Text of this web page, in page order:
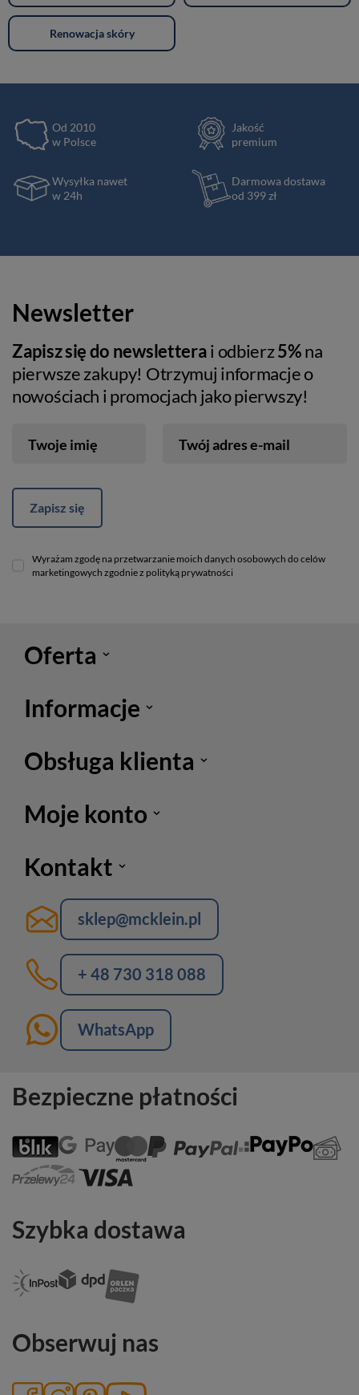
Renowacja skóry
Od 2010
w Polsce
Jakość
premium
Wysyłka nawet
w 24h
Darmowa dostawa
od 399 zł
Newsletter
Zapisz się do newsletterai odbierz5%na
pierwsze zakupy! Otrzymuj informacje o
nowościach i promocjach jako pierwszy!
Twoje imię Twój adres e-mail
Zapisz się
Wyrażam zgodę na przetwarzanie moich danych osobowych do celów
marketingowych zgodnie z polityką prywatności
Oferta
Informacje
Obsługa klienta
Moje konto
Kontakt
sklep@mcklein.pl
+ 48 730 318 088
WhatsApp
Bezpieczne płatności
Szybka dostawa
Obserwuj nas